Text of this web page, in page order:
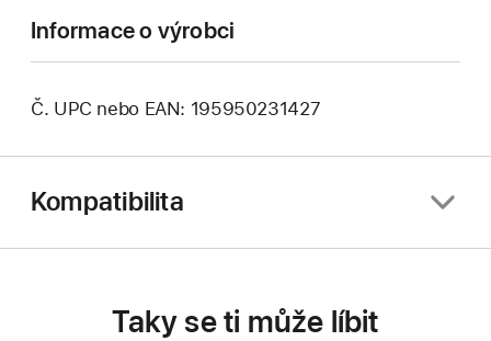
Informace o výrobci
Č. UPC nebo EAN: 195950231427
Kompatibilita
Taky se ti může líbit